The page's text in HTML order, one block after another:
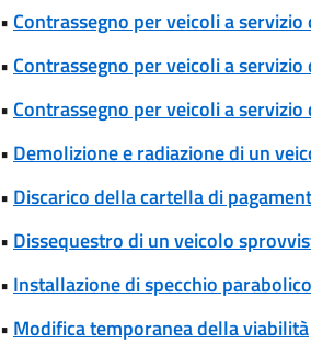
• Contrassegno per veicoli a
• Contrassegno per veicoli a
• Contrassegno per veicoli a
• Demolizione e radiazione di un
• Discarico della cartella di
• Dissequestro di un veicolo
• Installazione di specchio
• Modifica temporanea della viabilità